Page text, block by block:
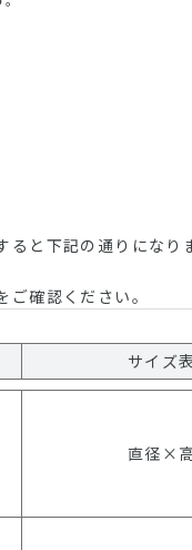
ると下記の通りになり
確認ください。
サイズ
直径×